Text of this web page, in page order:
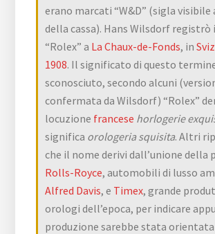
erano marcati “W&D” (sigla
della cassa). Hans Wilsdorf registrò
“Rolex” a La Chaux-de-Fonds, in
1908. Il significato di questo
sconosciuto, secondo alcuni
confermata da Wilsdorf) “Rolex”
locuzione francese horlogerie
significa orologeria squisita. Altri
che il nome derivi dall’unione della
Rolls-Royce, automobili di lusso
Alfred Davis, e Timex, grande
orologi dell’epoca, per indicare
produzione sarebbe stata